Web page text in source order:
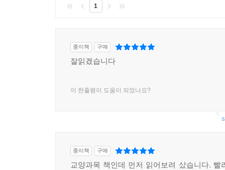
1
종이책 구매
잘읽겠습니다
이 한줄평이 도움이 되었나요?
종이책 구매
교양과목 책인데 먼저 읽어보려 샀습니다. 빨